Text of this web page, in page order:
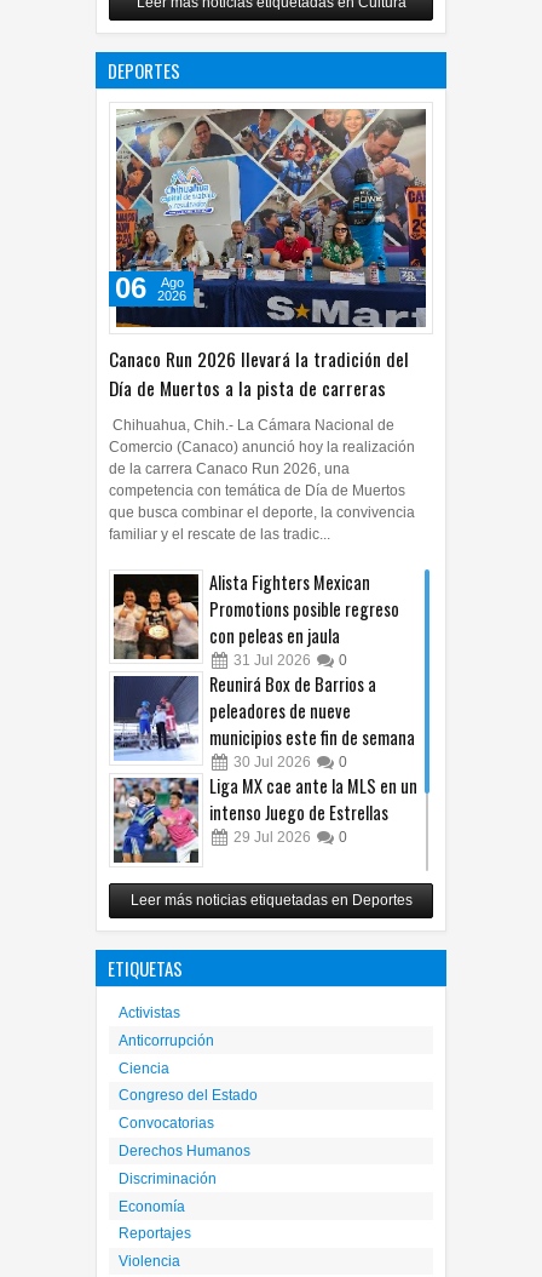
Copian proyecto pictórico del
exalcalde Juan Blanco
DEPORTES
Canaco Run 2026 llevará la tradición del
Día de Muertos a la pista de carreras
06
Ago
2026
Chihuahua, Chih.- La Cámara Nacional de
Comercio (Canaco) anunció hoy la realización
de la carrera Canaco Run 2026, una
competencia con temática de Día de Muertos
que busca combinar el deporte, la convivencia
familiar y el rescate de las tradic...
Alista Fighters Mexican
Promotions posible regreso
con peleas en jaula
31 Jul 2026 0
Reunirá Box de Barrios a
peleadores de nueve
municipios este fin de semana
30 Jul 2026 0
Liga MX cae ante la MLS en un
intenso Juego de Estrellas
29 Jul 2026 0
México vence 2-0 a Costa Rica
y avanza a cuartos del
Premundial Sub-20
Leer más noticias etiquetadas en Deportes
ETIQUETAS
Activistas
Anticorrupción
Ciencia
Congreso del Estado
Convocatorias
Derechos Humanos
Discriminación
Economía
Reportajes
Violencia